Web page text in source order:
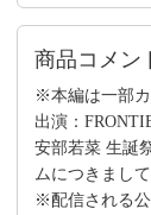
商品コメン
※本編は一部カ
出演：
安部若菜 生誕
ムにつきまし
※配信される